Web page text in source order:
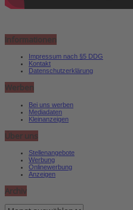
Informationen
Impressum nach §5 DDG
Kontakt
Datenschutzerklärung
Werben
Bei uns werben
Mediadaten
Kleinanzeigen
Über uns
Stellenangebote
Werbung
Onlinewerbung
Anzeigen
Archiv
Archiv